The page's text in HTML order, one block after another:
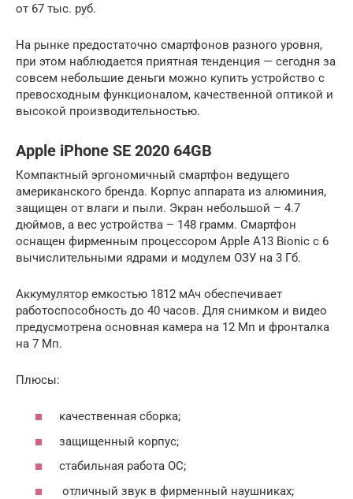
от 67 тыс. руб.
На рынке предостаточно смартфонов разного уровня,
при этом наблюдается приятная тенденция — сегодня за
совсем небольшие деньги можно купить устройство с
превосходным функционалом, качественной оптикой и
высокой производительностью.
Apple iPhone SE 2020 64GB
Компактный эргономичный смартфон ведущего
американского бренда. Корпус аппарата из алюминия,
защищен от влаги и пыли. Экран небольшой – 4.7
дюймов, а вес устройства – 148 грамм. Смартфон
оснащен фирменным процессором Apple A13 Bionic с 6
вычислительными ядрами и модулем ОЗУ на 3 Гб.
Аккумулятор емкостью 1812 мАч обеспечивает
работоспособность до 40 часов. Для снимком и видео
предусмотрена основная камера на 12 Мп и фронталка
на 7 Мп.
Плюсы:
качественная сборка;
защищенный корпус;
стабильная работа ОС;
отличный звук в фирменный наушниках;